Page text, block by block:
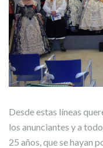
Desde estas líneas
los anunciantes y a
25 años, que se hayan